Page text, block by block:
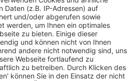
und Warenverfügbarkeit in den
Mitarbeitende spürbar entlastet werden.
an mehreren Tausend Standorten
die täglich auf foodforecast
Eat Happy, SSP Deutschland
wie Feinbäckerei Ruch, Bäckerei
Gilgen‘s.